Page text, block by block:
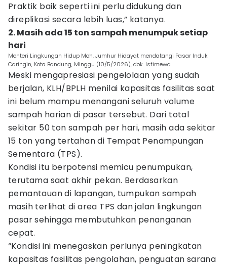
Praktik baik seperti ini perlu didukung dan
direplikasi secara lebih luas,” katanya.
2. Masih ada 15 ton sampah menumpuk setiap
hari
Menteri Lingkungan Hidup Moh. Jumhur Hidayat mendatangi Pasar Induk
Caringin, Kota Bandung, Minggu (10/5/2026), dok. Istimewa
Meski mengapresiasi pengelolaan yang sudah
berjalan, KLH/BPLH menilai kapasitas fasilitas saat
ini belum mampu menangani seluruh volume
sampah harian di pasar tersebut. Dari total
sekitar 50 ton sampah per hari, masih ada sekitar
15 ton yang tertahan di Tempat Penampungan
Sementara (TPS).
Kondisi itu berpotensi memicu penumpukan,
terutama saat akhir pekan. Berdasarkan
pemantauan di lapangan, tumpukan sampah
masih terlihat di area TPS dan jalan lingkungan
pasar sehingga membutuhkan penanganan
cepat.
“Kondisi ini menegaskan perlunya peningkatan
kapasitas fasilitas pengolahan, penguatan sarana